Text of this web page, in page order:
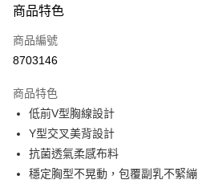
信用卡一次付款
超商取貨付款
Apple Pay
街口支付
悠遊付
商品特色
商品編號
8703146
商品特色
低前V型胸線設計
Y型交叉美背設計
抗菌透氣柔感布料
穩定胸型不晃動，包覆副乳不緊繃